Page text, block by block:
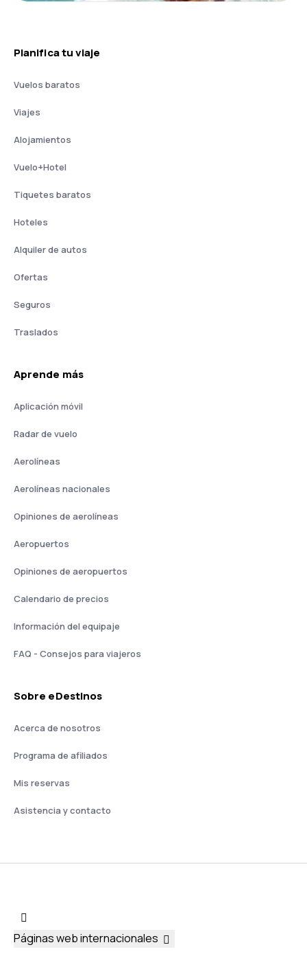
Planifica tu viaje
Vuelos baratos
Viajes
Alojamientos
Vuelo+Hotel
Tiquetes baratos
Hoteles
Alquiler de autos
Ofertas
Seguros
Traslados
Aprende más
Aplicación móvil
Radar de vuelo
Aerolíneas
Aerolíneas nacionales
Opiniones de aerolíneas
Aeropuertos
Opiniones de aeropuertos
Calendario de precios
Información del equipaje
FAQ - Consejos para viajeros
Sobre eDestinos
Acerca de nosotros
Programa de afiliados
Mis reservas
Asistencia y contacto
Páginas web internacionales